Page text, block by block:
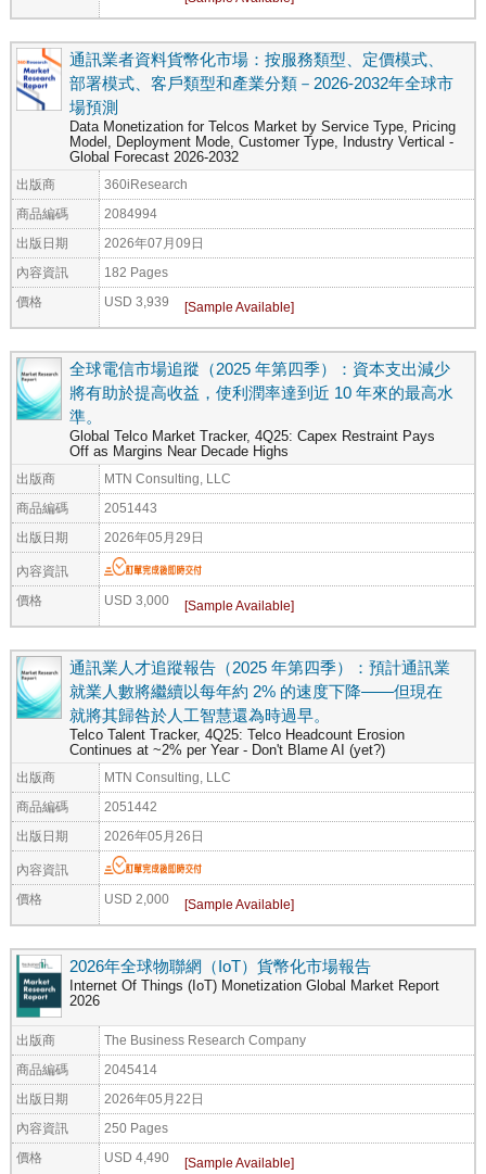
通訊業者資料貨幣化市場：按服務類型、定價模式、
部署模式、客戶類型和產業分類－2026-2032年全球市
場預測
Data Monetization for Telcos Market by Service Type, Pricing
Model, Deployment Mode, Customer Type, Industry Vertical -
Global Forecast 2026-2032
出版商 360iResearch
商品編碼 2084994
出版日期 2026年07月09日
內容資訊 182 Pages
價格 USD 3,939
全球電信市場追蹤（2025 年第四季）：資本支出減少
將有助於提高收益，使利潤率達到近 10 年來的最高水
準。
Global Telco Market Tracker, 4Q25: Capex Restraint Pays
Off as Margins Near Decade Highs
出版商 MTN Consulting, LLC
商品編碼 2051443
出版日期 2026年05月29日
內容資訊
價格 USD 3,000
通訊業人才追蹤報告（2025 年第四季）：預計通訊業
就業人數將繼續以每年約 2% 的速度下降——但現在
就將其歸咎於人工智慧還為時過早。
Telco Talent Tracker, 4Q25: Telco Headcount Erosion
Continues at ~2% per Year - Don't Blame AI (yet?)
出版商 MTN Consulting, LLC
商品編碼 2051442
出版日期 2026年05月26日
內容資訊
價格 USD 2,000
2026年全球物聯網（IoT）貨幣化市場報告
Internet Of Things (IoT) Monetization Global Market Report
2026
出版商 The Business Research Company
商品編碼 2045414
出版日期 2026年05月22日
內容資訊 250 Pages
價格 USD 4,490